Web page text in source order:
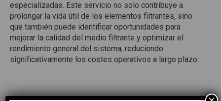
especializadas. Este servicio no solo contribuye a
prolongar la vida útil de los elementos filtrantes, sino
que también puede identificar oportunidades para
mejorar la calidad del medio filtrante y optimizar el
rendimiento general del sistema, reduciendo
significativamente los costes operativos a largo plazo.